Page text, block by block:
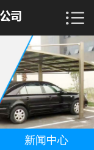
首页
公司简介
产品展示
闻中心
客户案例

新闻中心